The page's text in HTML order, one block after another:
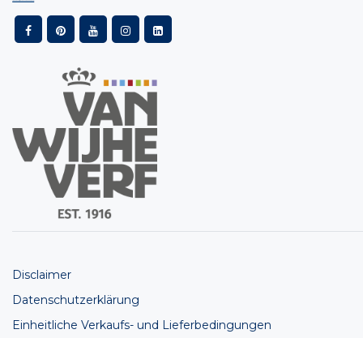
Disclaimer
Datenschutzerklärung
Einheitliche Verkaufs- und Lieferbedingungen